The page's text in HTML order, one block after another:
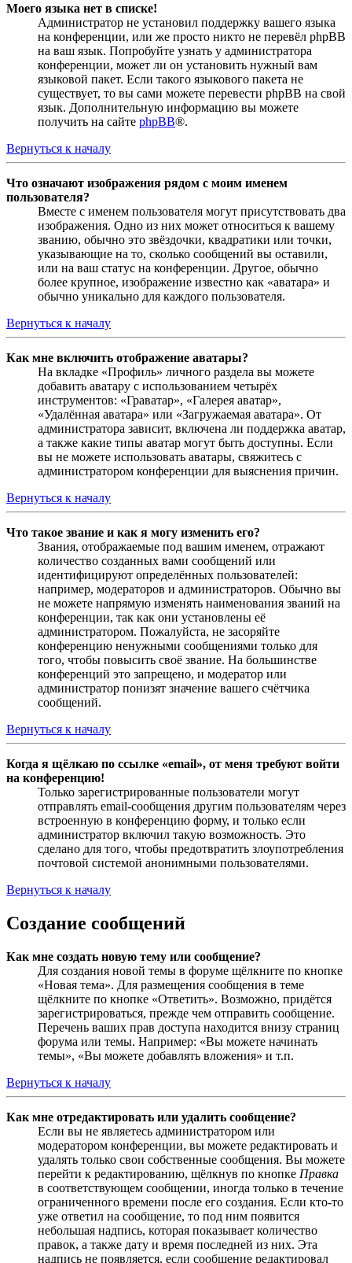
Моего языка нет в списке!
Администратор не установил поддержку вашего языка
на конференции, или же просто никто не перевёл phpBB
на ваш язык. Попробуйте узнать у администратора
конференции, может ли он установить нужный вам
языковой пакет. Если такого языкового пакета не
существует, то вы сами можете перевести phpBB на свой
язык. Дополнительную информацию вы можете
получить на сайте phpBB®.
Вернуться к началу
Что означают изображения рядом с моим именем
пользователя?
Вместе с именем пользователя могут присутствовать два
изображения. Одно из них может относиться к вашему
званию, обычно это звёздочки, квадратики или точки,
указывающие на то, сколько сообщений вы оставили,
или на ваш статус на конференции. Другое, обычно
более крупное, изображение известно как «аватара» и
обычно уникально для каждого пользователя.
Вернуться к началу
Как мне включить отображение аватары?
На вкладке «Профиль» личного раздела вы можете
добавить аватару с использованием четырёх
инструментов: «Граватар», «Галерея аватар»,
«Удалённая аватара» или «Загружаемая аватара». От
администратора зависит, включена ли поддержка аватар,
а также какие типы аватар могут быть доступны. Если
вы не можете использовать аватары, свяжитесь с
администратором конференции для выяснения причин.
Вернуться к началу
Что такое звание и как я могу изменить его?
Звания, отображаемые под вашим именем, отражают
количество созданных вами сообщений или
идентифицируют определённых пользователей:
например, модераторов и администраторов. Обычно вы
не можете напрямую изменять наименования званий на
конференции, так как они установлены её
администратором. Пожалуйста, не засоряйте
конференцию ненужными сообщениями только для
того, чтобы повысить своё звание. На большинстве
конференций это запрещено, и модератор или
администратор понизят значение вашего счётчика
сообщений.
Вернуться к началу
Когда я щёлкаю по ссылке «email», от меня требуют войти
на конференцию!
Только зарегистрированные пользователи могут
отправлять email-сообщения другим пользователям через
встроенную в конференцию форму, и только если
администратор включил такую возможность. Это
сделано для того, чтобы предотвратить злоупотребления
почтовой системой анонимными пользователями.
Вернуться к началу
Создание сообщений
Как мне создать новую тему или сообщение?
Для создания новой темы в форуме щёлкните по кнопке
«Новая тема». Для размещения сообщения в теме
щёлкните по кнопке «Ответить». Возможно, придётся
зарегистрироваться, прежде чем отправить сообщение.
Перечень ваших прав доступа находится внизу страниц
форума или темы. Например: «Вы можете начинать
темы», «Вы можете добавлять вложения» и т.п.
Вернуться к началу
Как мне отредактировать или удалить сообщение?
Если вы не являетесь администратором или
модератором конференции, вы можете редактировать и
удалять только свои собственные сообщения. Вы можете
перейти к редактированию, щёлкнув по кнопке Правка
в соответствующем сообщении, иногда только в течение
ограниченного времени после его создания. Если кто-то
уже ответил на сообщение, то под ним появится
небольшая надпись, которая показывает количество
правок, а также дату и время последней из них. Эта
надпись не появляется, если сообщение редактировал